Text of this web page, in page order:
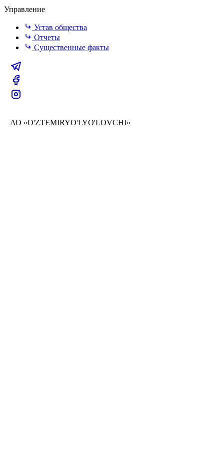
Управление
Устав общества
Отчеты
Существенные факты
АО «O'ZTEMIRYO'LYO'LOVCHI»